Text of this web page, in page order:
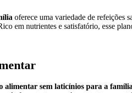
oferece uma variedade de refeições
em nutrientes e satisfatório, esse
alimentar sem laticínios para a família